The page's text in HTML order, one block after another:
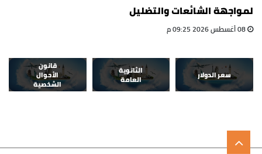
لمواجهة الشائعات والتضليل
سعر الدولار
الثانوية
العامة
قانون
الأحوال
الشخصية